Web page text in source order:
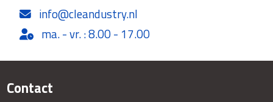
info@cleandustry.nl
ma. - vr. : 8.00 - 17.00
Contact